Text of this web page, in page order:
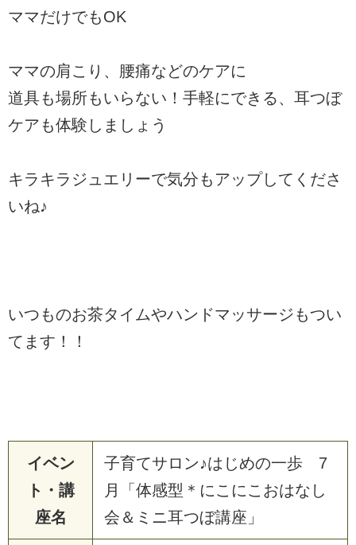
ママだけでもOK
ママの肩こり、腰痛などのケアに
道具も場所もいらない！手軽にできる、耳つぼ
ケアも体験しましょう
キラキラジュエリーで気分もアップしてくださ
いね♪
いつものお茶タイムやハンドマッサージもつい
てます！！
イベン
ト・講
座名
子育てサロン♪はじめの一歩 7
月「体感型＊にこにこおはなし
会＆ミニ耳つぼ講座」